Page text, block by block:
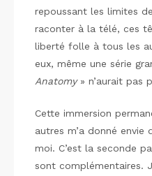
repoussant les limites
raconter à la télé, ces
liberté folle à tous les
eux, même une série
Anatomy» n’aurait pas
Cette immersion
autres m’a donné envie
moi. C’est la seconde
sont complémentaires.